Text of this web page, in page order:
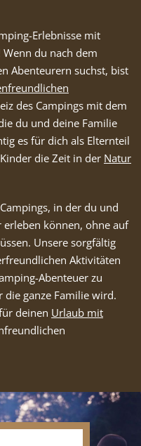
Erlebnisse mit
du nach dem
Abenteurern suchst, bist
des Campings mit dem
du und deine Familie
es für dich als Elternteil
die Zeit in der Natur
in der du und
können, ohne auf
Unsere sorgfältig
Aktivitäten
Abenteuer zu
die ganze Familie wird.
deinen Urlaub mit